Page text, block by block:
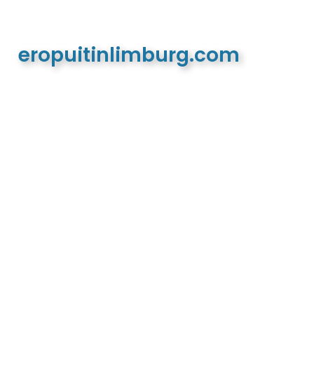
eropuitinlimburg.com